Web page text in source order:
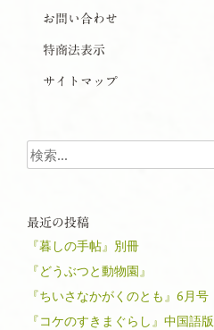
お問い合わせ
特商法表示
サイトマップ
検索
最近の投稿
『暮しの手帖』別冊
『どうぶつと動物園』
『ちいさなかがくのとも』6月号
『コケのすきまぐらし』中国語版